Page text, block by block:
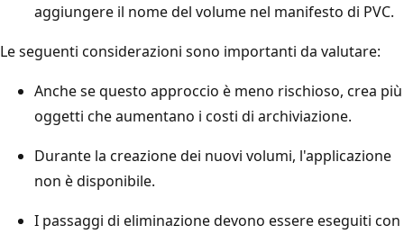
aggiungere il nome del volume nel manifesto di PVC.
Le seguenti considerazioni sono importanti da valutare:
Anche se questo approccio è meno rischioso, crea più
oggetti che aumentano i costi di archiviazione.
Durante la creazione dei nuovi volumi, l'applicazione
non è disponibile.
I passaggi di eliminazione devono essere eseguiti con